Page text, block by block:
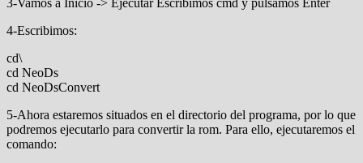
4-Escribimos:
cd\
cd NeoDs
cd NeoDsConvert
5-Ahora estaremos situados en el directorio del programa, por lo que
podremos ejecutarlo para convertir la rom. Para ello, ejecutaremos el
comando: